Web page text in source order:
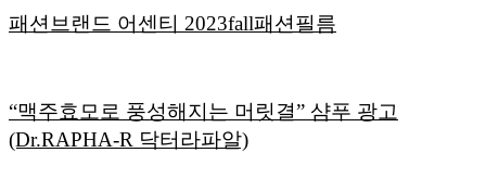
패션브랜드 어센티 2023fall패션필름
“맥주효모로 풍성해지는 머릿결” 샴푸 광고
(Dr.RAPHA-R 닥터라파알)